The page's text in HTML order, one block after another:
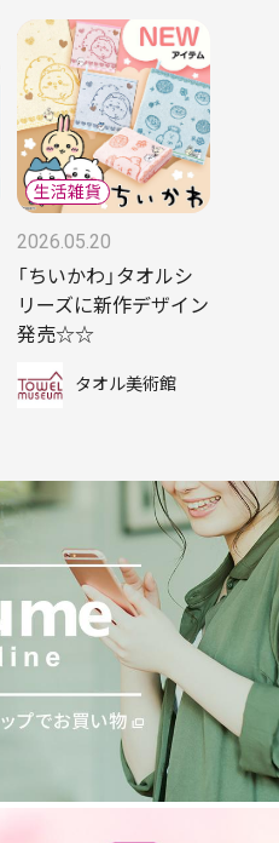
2026.05.20
「ちいかわ」タオルシ
リーズに新作デザイン
発売☆☆
タオル美術館